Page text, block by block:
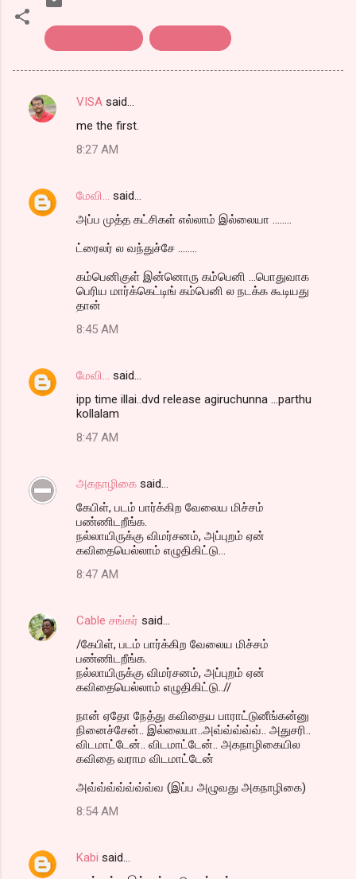
C
e
VISA said…
me the first.
8:27 AM
மேவி...
said…
அப்ப முத்த கட்சிகள் எல்லாம் இல்லையா ........
ட்ரைலர் ல வந்துச்சே ........
கம்பெனிகுள் இன்னொரு கம்பெனி ...பொதுவாக
பெரிய மார்க்கெட்டிங் கம்பெனி ல நடக்க கூடியது
தான்
8:45 AM
மேவி...
said…
ipp time illai..dvd release agiruchunna ...parthu
kollalam
8:47 AM
அகநாழிகை said…
கேபிள், படம் பார்க்கிற வேலைய மிச்சம்
பண்ணிடறீங்க.
நல்லாயிருக்கு விமர்சனம், அப்புறம் ஏன்
கவிதையெல்லாம் எழுதிகிட்டு...
8:47 AM
Cable சங்கர் said…
/கேபிள், படம் பார்க்கிற வேலைய மிச்சம்
பண்ணிடறீங்க.
நல்லாயிருக்கு விமர்சனம், அப்புறம் ஏன்
கவிதையெல்லாம் எழுதிகிட்டு..//
நான் ஏதோ நேத்து கவிதைய பாராட்டுனீங்கன்னு
நினைச்சேன்.. இல்லையா..அவ்வ்வ்வ்வ்.. அதுசரி..
விடமாட்டேன்.. விடமாட்டேன்.. அகநாழிகையில
கவிதை வராம விடமாட்டேன்
அவ்வ்வ்வ்வ்வ்வ்வ (இப்ப அழுவது அகநாழிகை)
8:54 AM
Kabi said…